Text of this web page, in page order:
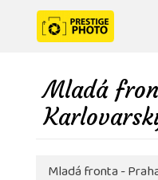
Mladá
Mladá fronta -